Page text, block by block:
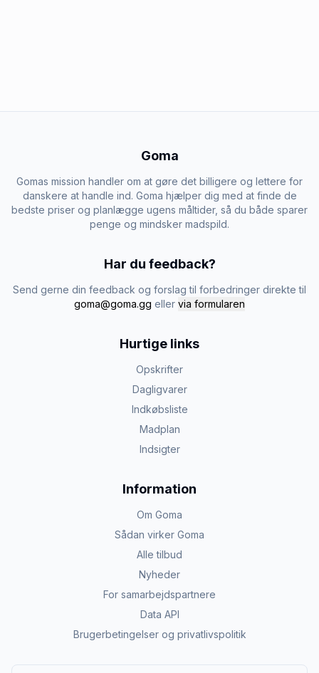
Goma
Gomas mission handler om at gøre det billigere og lettere for
danskere at handle ind. Goma hjælper dig med at finde de
bedste priser og planlægge ugens måltider, så du både sparer
penge og mindsker madspild.
Har du feedback?
Send gerne din feedback og forslag til forbedringer direkte til
goma@goma.gg eller via formularen
Hurtige links
Opskrifter
Dagligvarer
Indkøbsliste
Madplan
Indsigter
Information
Om Goma
Sådan virker Goma
Alle tilbud
Nyheder
For samarbejdspartnere
Data API
Brugerbetingelser og privatlivspolitik